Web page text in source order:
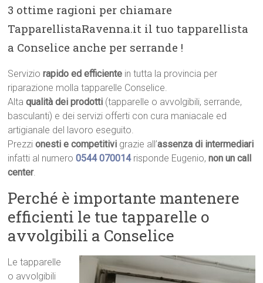
3 ottime ragioni per chiamare
TapparellistaRavenna.it il tuo tapparellista
a Conselice anche per serrande !
Serviziorapido ed efficiente in tutta la provincia per
riparazione molla tapparelle Conselice.
Altaqualità dei prodotti (tapparelle o avvolgibili, serrande,
basculanti) e dei servizi offerti con cura maniacale ed
artigianale del lavoro eseguito.
Prezzionesti e competitivi grazie all’assenza di intermediari
infatti al numero0544 070014 risponde Eugenio,non un call
center.
Perché è importante mantenere
efficienti le tue tapparelle o
avvolgibili a Conselice
Le tapparelle
o avvolgibili